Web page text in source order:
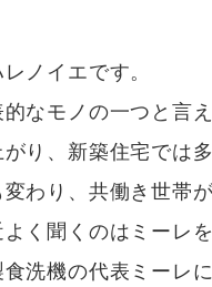
ノイエです。
なモノの一つと言
り、新築住宅では
わり、共働き世帯
く聞くのはミーレ
洗機の代表ミーレ